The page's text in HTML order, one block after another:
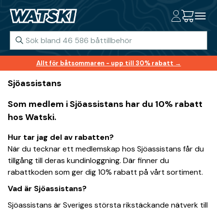
Allt för båtsommaren - upp till 30% rabatt →
Sjöassistans
Som medlem i Sjöassistans har du 10% rabatt
hos Watski.
Hur tar jag del av rabatten?
När du tecknar ett medlemskap hos Sjöassistans får du
tillgång till deras kundinloggning. Där finner du
rabattkoden som ger dig 10% rabatt på vårt sortiment.
Vad är Sjöassistans?
Sjöassistans är Sveriges största rikstäckande nätverk till